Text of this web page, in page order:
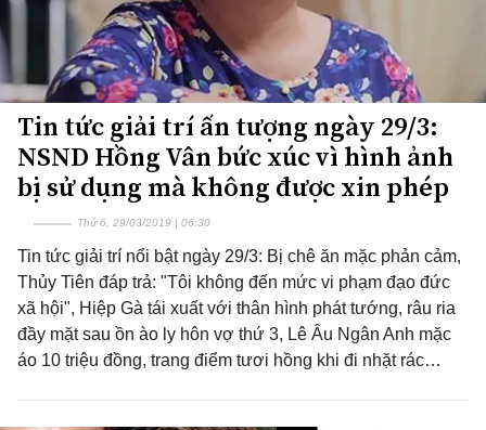
Tin tức giải trí ấn tượng ngày 29/3:
NSND Hồng Vân bức xúc vì hình ảnh
bị sử dụng mà không được xin phép
Thứ 6, 29/03/2019 | 06:30
Tin tức giải trí nổi bật ngày 29/3: Bị chê ăn mặc phản cảm,
Thủy Tiên đáp trả: "Tôi không đến mức vi phạm đạo đức
xã hội", Hiệp Gà tái xuất với thân hình phát tướng, râu ria
đầy mặt sau ồn ào ly hôn vợ thứ 3, Lê Âu Ngân Anh mặc
áo 10 triệu đồng, trang điểm tươi hồng khi đi nhặt rác…